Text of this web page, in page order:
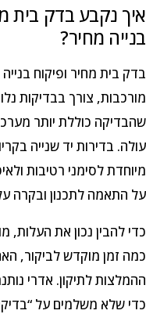
איך נקבע בדק בית
בנייה מחיר?
בדק בית מחיר ופיקוח
מורכבות, צורך בבדיקות
שהבדיקה כוללת יותר
עולה. בדירות יד שנייה
מיוחדת לסימני רטיבות
על התאמה לתכנון ובקרה
כדי להבין נכון את
כמה זמן מוקדש לביקור,
ההמלצות לתיקון. אדרי
כדי שלא משלמים על